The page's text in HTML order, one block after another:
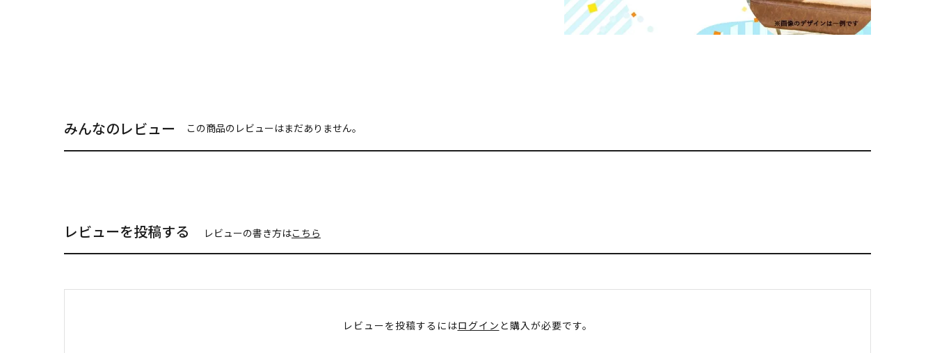
みんなのレビュー この商品のレビューはまだありません。
レビューを投稿する レビューの書き方はこちら
レビューを投稿するにはログイン と購入が必要です。